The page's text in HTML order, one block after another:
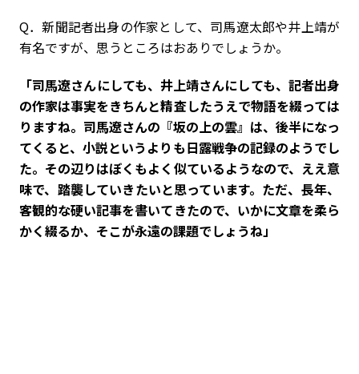
Q．新聞記者出身の作家として、司馬遼太郎や井上靖が
有名ですが、思うところはおありでしょうか。
「司馬遼さんにしても、井上靖さんにしても、記者出身
の作家は事実をきちんと精査したうえで物語を綴っては
りますね。司馬遼さんの『坂の上の雲』は、後半になっ
てくると、小説というよりも日露戦争の記録のようでし
た。その辺りはぼくもよく似ているようなので、ええ意
味で、踏襲していきたいと思っています。ただ、長年、
客観的な硬い記事を書いてきたので、いかに文章を柔ら
かく綴るか、そこが永遠の課題でしょうね」